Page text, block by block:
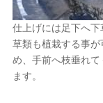
仕上げには足下へ
草類も植栽する事
め、手前へ枝垂れ
ます。